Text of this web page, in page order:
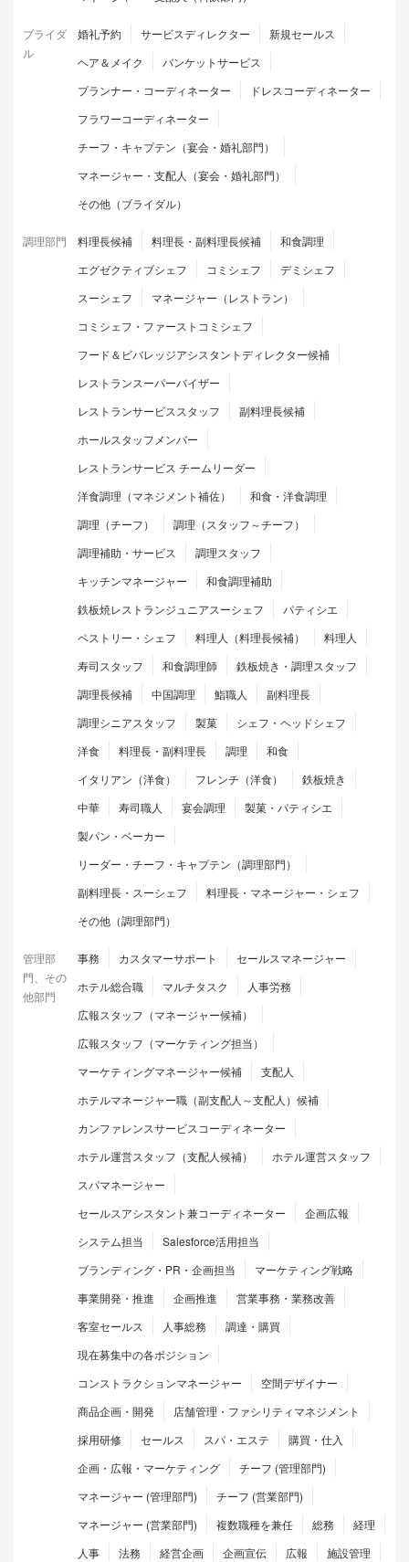
ブライダ
ル
婚礼予約 サービスディレクター
新規セールス
ヘア＆メイク
バンケットサービス
プランナー・コーディネーター
ドレスコーディネーター
フラワーコーディネーター
チーフ・キャプテン（宴会・婚礼部門）
マネージャー・支配人（宴会・婚礼部門）
その他（ブライダル）
調理部門 料理長候補 料理長・副料理長候補
和食調理
エグゼクティブシェフ
コミシェフ
デミシェフ
スーシェフ
マネージャー（レストラン）
コミシェフ・ファーストコミシェフ
フード＆ビバレッジアシスタントディレクター候補
レストランスーパーバイザー
レストランサービススタッフ
副料理長候補
ホールスタッフメンバー
レストランサービス チームリーダー
洋食調理（マネジメント補佐）
和食・洋食調理
調理（チーフ）
調理（スタッフ～チーフ）
調理補助・サービス
調理スタッフ
キッチンマネージャー
和食調理補助
鉄板焼レストランジュニアスーシェフ
パティシエ
ペストリー・シェフ
料理人（料理長候補）
料理人
寿司スタッフ
和食調理師
鉄板焼き・調理スタッフ
調理長候補
中国調理 鮨職人
副料理長
調理シニアスタッフ
製菓
シェフ・ヘッドシェフ
洋食
料理長・副料理長 調理
和食
イタリアン（洋食）
フレンチ（洋食）
鉄板焼き
中華
寿司職人 宴会調理
製菓・パティシエ
製パン・ベーカー
リーダー・チーフ・キャプテン（調理部門）
副料理長・スーシェフ
料理長・マネージャー・シェフ
その他（調理部門）
管理部
門、その
他部門
事務 カスタマーサポート
セールスマネージャー
ホテル総合職
マルチタスク
人事労務
広報スタッフ（マネージャー候補）
広報スタッフ（マーケティング担当）
マーケティングマネージャー候補
支配人
ホテルマネージャー職（副支配人～支配人）候補
カンファレンスサービスコーディネーター
ホテル運営スタッフ（支配人候補）
ホテル運営スタッフ
スパマネージャー
セールスアシスタント兼コーディネーター
企画広報
システム担当
Salesforce活用担当
ブランディング・PR・企画担当
マーケティング戦略
事業開発・推進
企画推進
営業事務・業務改善
客室セールス
人事総務
調達・購買
現在募集中の各ポジション
コンストラクションマネージャー
空間デザイナー
商品企画・開発
店舗管理・ファシリティマネジメント
採用研修
セールス スパ・エステ
購買・仕入
企画・広報・マーケティング
チーフ (管理部門)
マネージャー (管理部門)
チーフ (営業部門)
マネージャー (営業部門)
複数職種を兼任 総務
経理
人事
法務 経営企画 企画宣伝 広報
施設管理